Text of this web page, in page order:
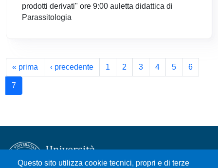
prodotti derivati" ore 9:00 auletta didattica di
Parassitologia
Paginazione
« prima Prima pagina
‹ precedentePagina precedente
1 2 3 4 5 6
7
Questo sito utilizza cookie tecnici, propri e di terze